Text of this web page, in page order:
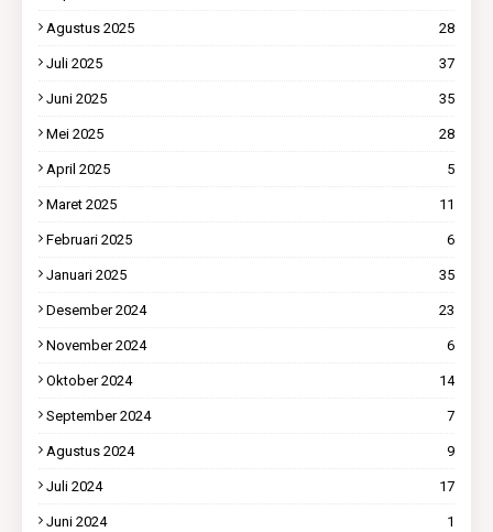
Agustus 2025 28
Juli 2025 37
Juni 2025 35
Mei 2025 28
April 2025 5
Maret 2025 11
Februari 2025 6
Januari 2025 35
Desember 2024 23
November 2024 6
Oktober 2024 14
September 2024 7
Agustus 2024 9
Juli 2024 17
Juni 2024 1